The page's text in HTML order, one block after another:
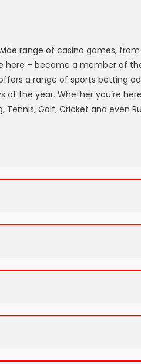
range of casino games,
here – become a member of
a range of sports betting
of the year. Whether you’re
Golf, Cricket and even